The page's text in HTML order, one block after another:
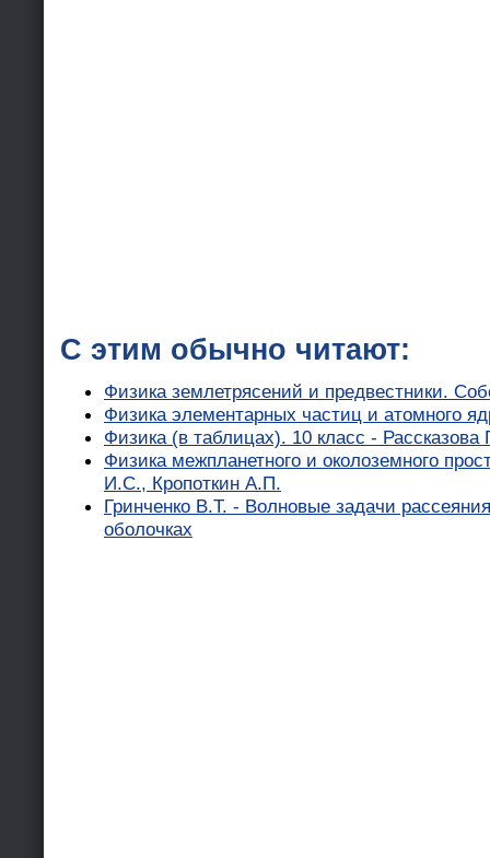
С этим обычно читают:
Физика землетрясений и предвестники.
Физика элементарных частиц и атомного
Физика (в таблицах). 10 класс - Рассказова
Физика межпланетного и околоземного
И.С., Кропоткин А.П.
Гринченко В.Т. - Волновые задачи
оболочках